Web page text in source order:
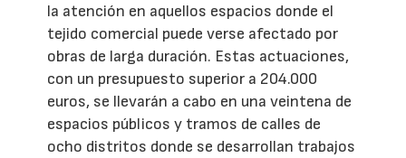
la atención en aquellos espacios donde el
tejido comercial puede verse afectado por
obras de larga duración. Estas actuaciones,
con un presupuesto superior a 204.000
euros, se llevarán a cabo en una veintena de
espacios públicos y tramos de calles de
ocho distritos donde se desarrollan trabajos